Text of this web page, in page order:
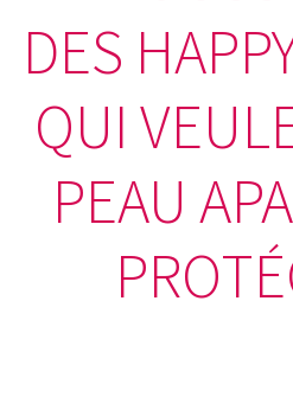
DES
QUI
PEAU